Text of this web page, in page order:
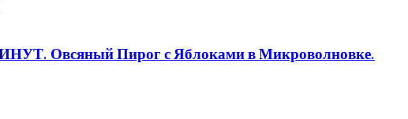
Овсяный Пирог с Яблоками в Микроволновке.